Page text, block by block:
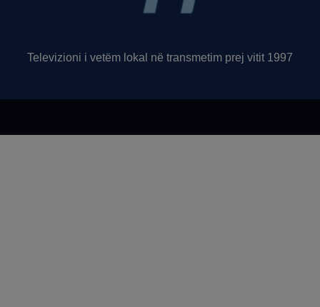
Televizioni i vetëm lokal në transmetim prej vitit 1997